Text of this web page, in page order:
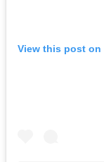
View this post on